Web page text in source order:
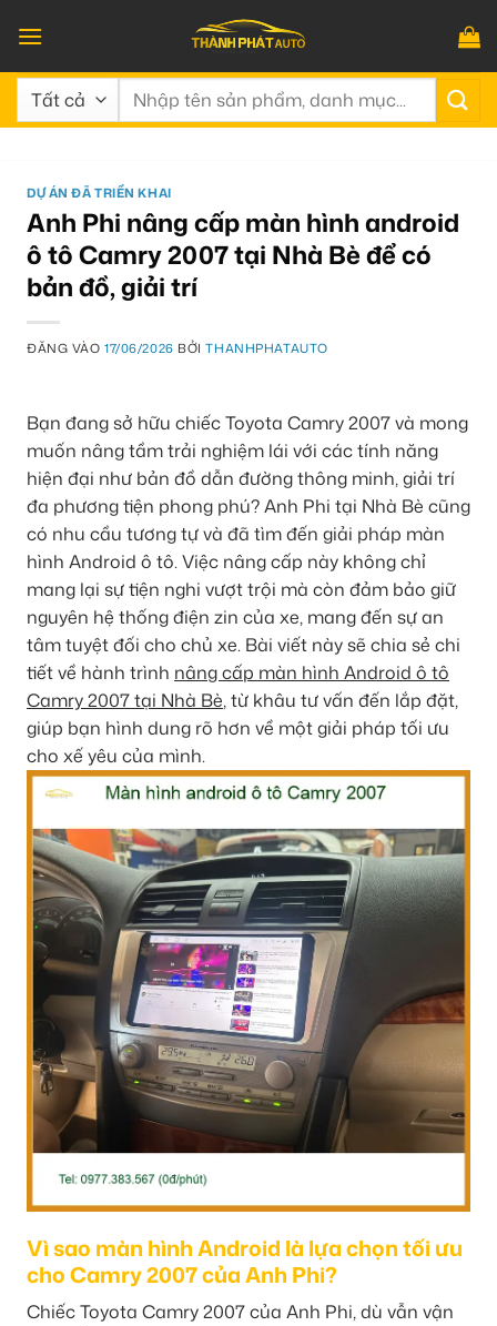
qua
nội
dung
Tìm
DỰ ÁN ĐÃ TRIỂN KHAI
Anh Phi nâng cấp màn hình android
ô tô Camry 2007 tại Nhà Bè để có
bản đồ, giải trí
ĐĂNG VÀO17/06/2026 BỞITHANHPHATAUTO
Bạn đang sở hữu chiếc Toyota Camry 2007 và mong
muốn nâng tầm trải nghiệm lái với các tính năng
hiện đại như bản đồ dẫn đường thông minh, giải trí
đa phương tiện phong phú? Anh Phi tại Nhà Bè cũng
có nhu cầu tương tự và đã tìm đến giải pháp màn
hình Android ô tô. Việc nâng cấp này không chỉ
mang lại sự tiện nghi vượt trội mà còn đảm bảo giữ
nguyên hệ thống điện zin của xe, mang đến sự an
tâm tuyệt đối cho chủ xe. Bài viết này sẽ chia sẻ chi
tiết về hành trình nâng cấp màn hình Android ô tô
Camry 2007 tại Nhà Bè, từ khâu tư vấn đến lắp đặt,
giúp bạn hình dung rõ hơn về một giải pháp tối ưu
cho xế yêu của mình.
Vì sao màn hình Android là lựa chọn tối ưu
cho Camry 2007 của Anh Phi?
Chiếc Toyota Camry 2007 của Anh Phi, dù vẫn vận